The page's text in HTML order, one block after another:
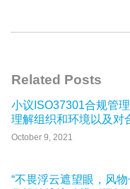
Related Posts
小议ISO37301合规管
理解组织和环境以及对
October 9, 2021
“不畏浮云遮望眼，风